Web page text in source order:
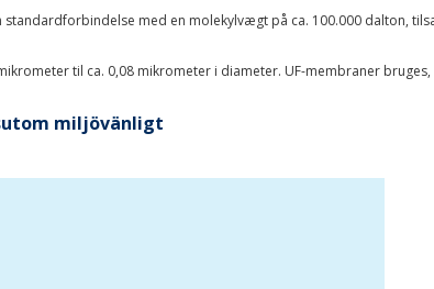
standardforbindelse med en molekylvægt på ca. 100.000 dalton,
til ca. 0,08 mikrometer i diameter. UF-membraner
miljövänligt